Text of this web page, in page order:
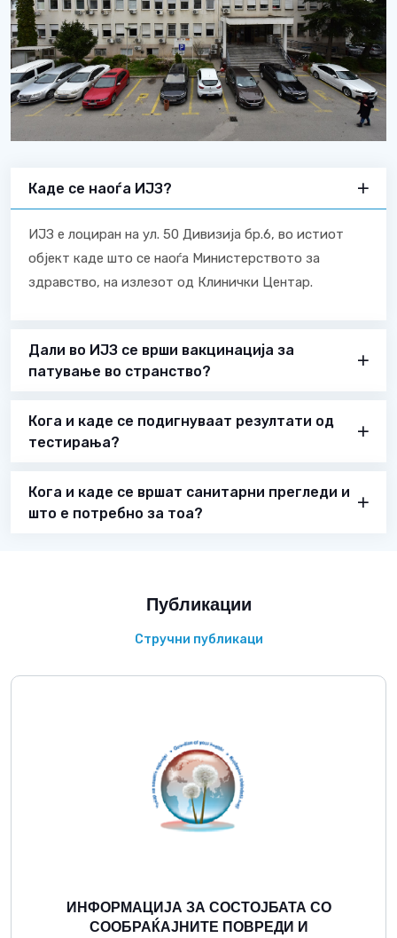
Каде се наоѓа ИЈЗ?
ИЈЗ е лоциран на ул. 50 Дивизија бр.6, во истиот
објект каде што се наоѓа Министерството за
здравство, на излезот од Клинички Центар.
Дали во ИЈЗ се врши вакцинација за
патување во странство?
Кога и каде се подигнуваат резултати од
тестирања?
Кога и каде се вршат санитарни прегледи и
што е потребно за тоа?
Публикации
Стручни публикаци
ИНФОРМАЦИЈА ЗА СОСТОЈБАТА СО
СООБРАЌАЈНИТЕ ПОВРЕДИ И